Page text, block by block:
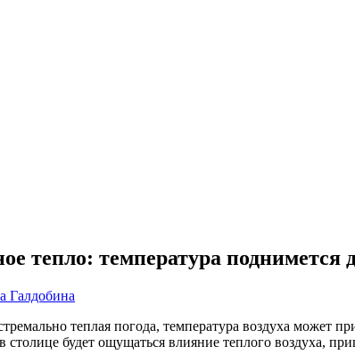
тепло: температура поднимется
Галдобина
теплая погода, температура воздуха
будет ощущаться влияние теплого воздуха,